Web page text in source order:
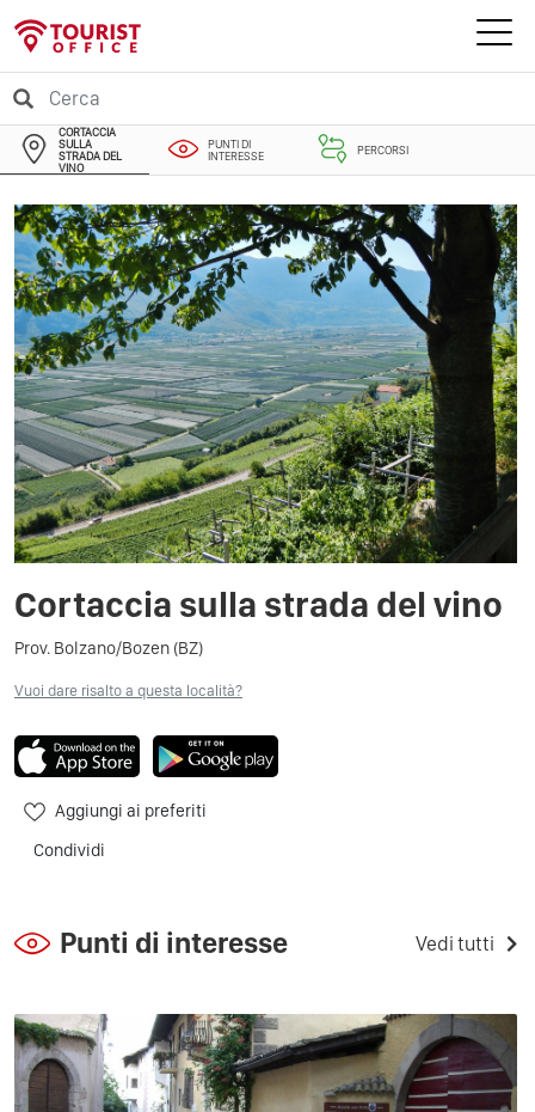
CORTACCIA
SULLA
STRADA DEL
VINO
PUNTI DI
INTERESSE
PERCORSI
Cortaccia sulla strada del vino
Prov. Bolzano/Bozen (BZ)
Vuoi dare risalto a questa località?
Aggiungi ai preferiti
Condividi
Punti di interesse Vedi tutti